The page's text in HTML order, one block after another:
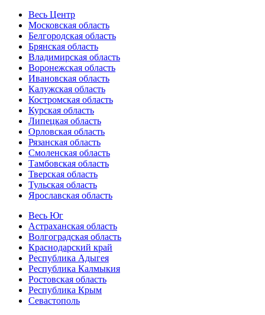
Весь Центр
Московская область
Белгородская область
Брянская область
Владимирская область
Воронежская область
Ивановская область
Калужская область
Костромская область
Курская область
Липецкая область
Орловская область
Рязанская область
Смоленская область
Тамбовская область
Тверская область
Тульская область
Ярославская область
Весь Юг
Астраханская область
Волгоградская область
Краснодарский край
Республика Адыгея
Республика Калмыкия
Ростовская область
Республика Крым
Севастополь